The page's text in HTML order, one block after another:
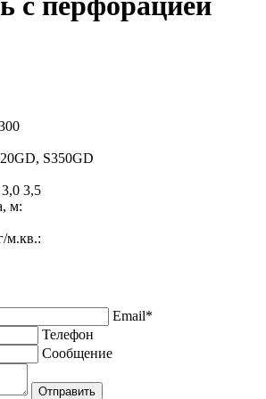
S350GD
3,5
м:
м.кв.:
Email*
Телефон
Сообщение
Отправить